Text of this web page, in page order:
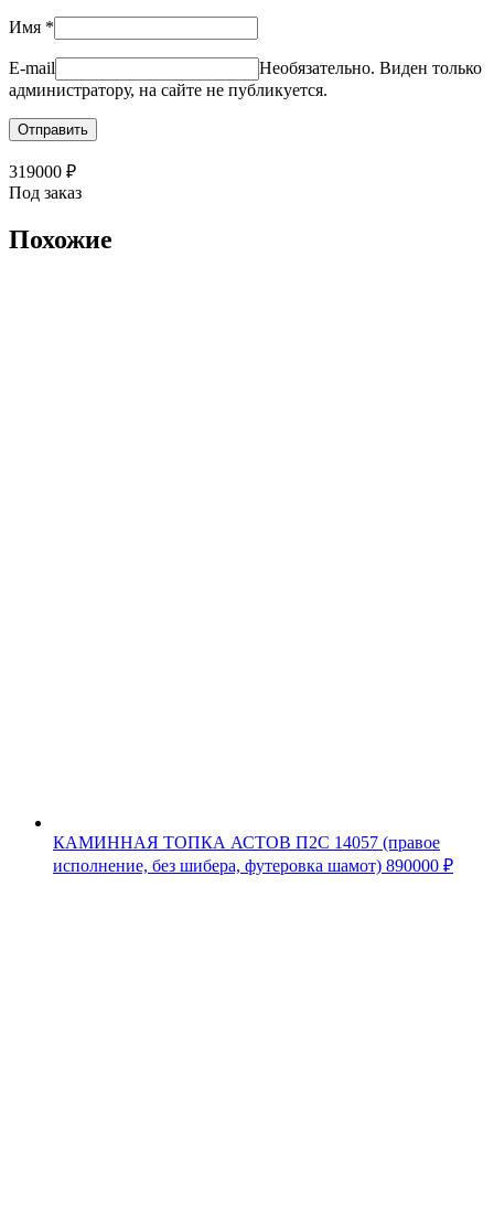
Имя *
E-mail
Необязательно. Виден только
администратору, на сайте не публикуется.
319000 ₽
Под заказ
Похожие
КАМИННАЯ ТОПКА АСТОВ П2С 14057 (правое
исполнение, без шибера, футеровка шамот) 890000 ₽